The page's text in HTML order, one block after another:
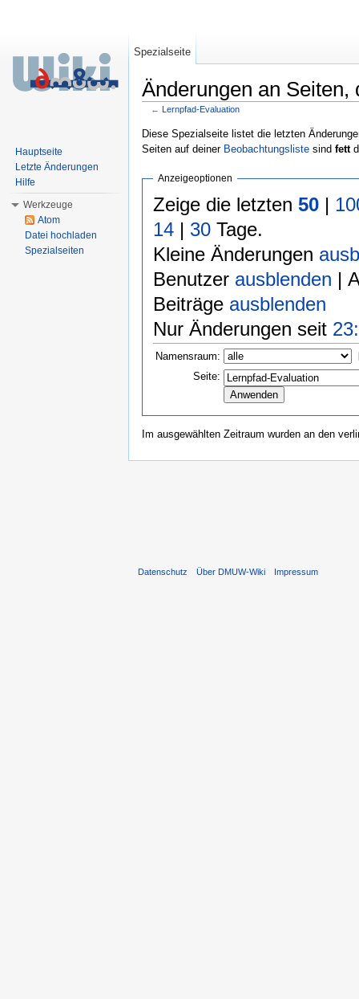
Änderungen an Seiten,
← Lernpfad-Evaluation
Diese Spezialseite listet die letzten
Seiten auf deiner Beobachtungsliste sind fett
Anzeigeoptionen
Zeige die letzten 50|
14| 30Tage.
Kleine Änderungen
Benutzer ausblenden |
Beiträge ausblenden
Nur Änderungen seit
Namensraum:
Seite:
Im ausgewählten Zeitraum wurden an den
Spezialseite
Hauptseite
Letzte Änderungen
Hilfe
Werkzeuge
Atom
Datei hochladen
Spezialseiten
Datenschutz Über DMUW-Wiki Impressum